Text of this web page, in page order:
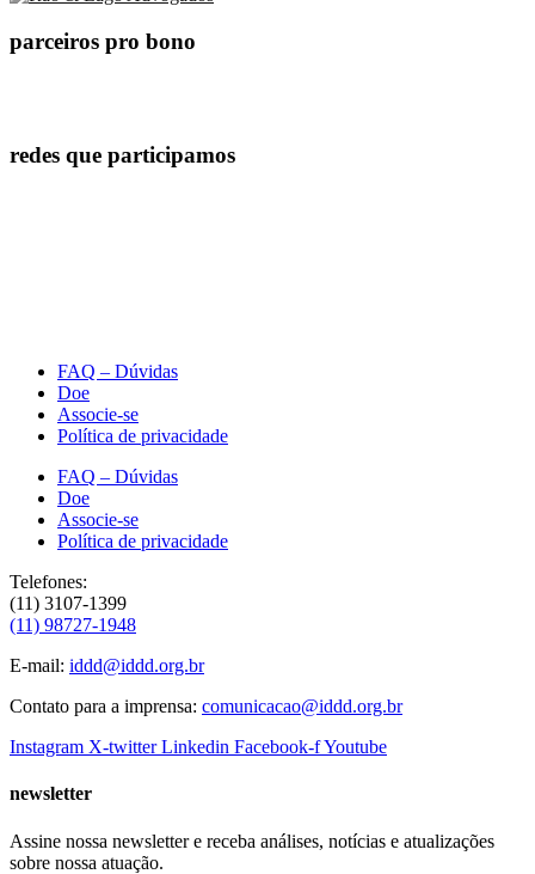
parceiros pro bono
redes que participamos
FAQ – Dúvidas
Doe
Associe-se
Política de privacidade
FAQ – Dúvidas
Doe
Associe-se
Política de privacidade
Telefones:
(11) 3107-1399
(11) 98727-1948
E-mail: iddd@iddd.org.br
Contato para a imprensa: comunicacao@iddd.org.br
Instagram X-twitter Linkedin Facebook-fYoutube
newsletter
Assine nossa newsletter e receba análises, notícias e atualizações
sobre nossa atuação.